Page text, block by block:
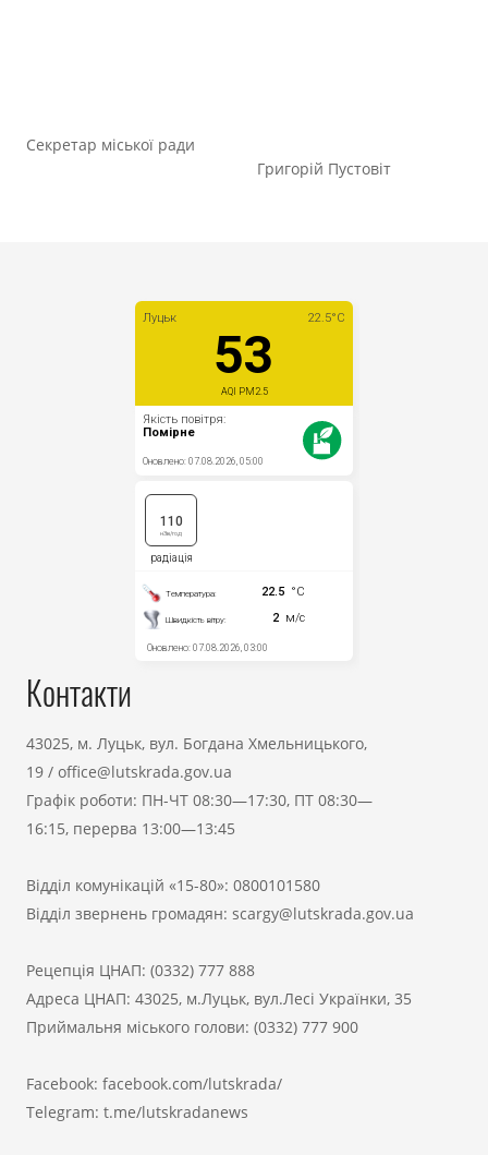
Секретар міської ради
Григорій Пустовіт
Контакти
43025, м. Луцьк, вул. Богдана Хмельницького,
19 / office@lutskrada.gov.ua
Графік роботи: ПН-ЧТ 08:30—17:30, ПТ 08:30—
16:15, перерва 13:00—13:45
Відділ комунікацій «15-80»: 0800101580
Відділ звернень громадян: scargy@lutskrada.gov.ua
Рецепція ЦНАП: (0332) 777 888
Адреса ЦНАП: 43025, м.Луцьк, вул.Лесі Українки, 35
Приймальня міського голови: (0332) 777 900
Facebook: facebook.com/lutskrada/
Telegram: t.me/lutskradanews